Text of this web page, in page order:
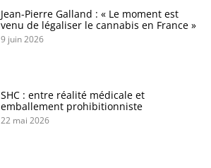
Jean-Pierre Galland : « Le moment est
venu de légaliser le cannabis en France »
9 juin 2026
SHC : entre réalité médicale et
emballement prohibitionniste
22 mai 2026